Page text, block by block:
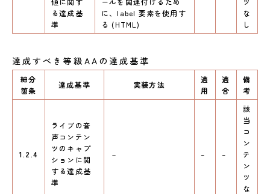
る達成基
準
に、label 要素を使用す
る (HTML)
な
し
達成すべき等級AAの達成基準
細分
箇条
達成基準 実装方法
適
用
適
合
備
考
1.2.4
ライブの音
声コンテン
ツのキャプ
ションに関
する達成基
準
－ – –
該
当
コ
ン
テ
ン
ツ
な